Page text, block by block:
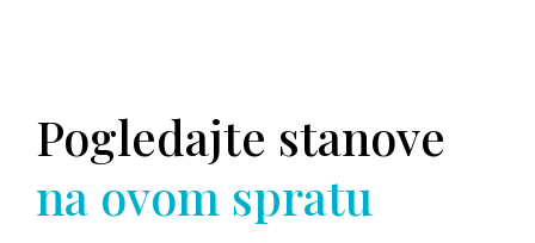
Pogledajte stanove
na ovom spratu